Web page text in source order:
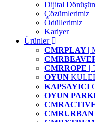
Dijital
Çözümlerimiz
Ödüllerimiz
Kariyer
Ürünler
CMRPLAY |
CMRROPE |
OYUN
KAPSAYICI
OYUN
CMRURBAN